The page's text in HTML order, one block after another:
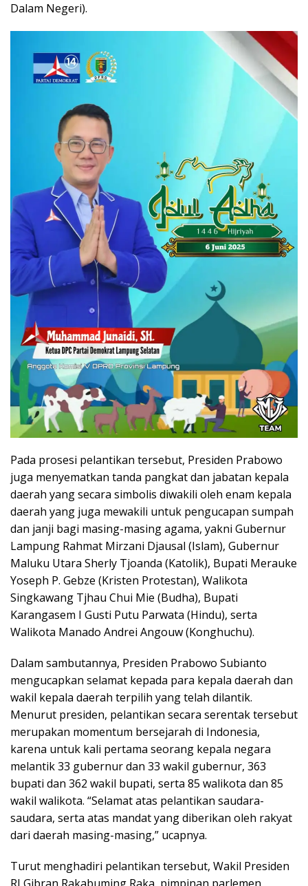
Dalam Negeri).
Pada prosesi pelantikan tersebut, Presiden Prabowo
juga menyematkan tanda pangkat dan jabatan kepala
daerah yang secara simbolis diwakili oleh enam kepala
daerah yang juga mewakili untuk pengucapan sumpah
dan janji bagi masing-masing agama, yakni Gubernur
Lampung Rahmat Mirzani Djausal (Islam), Gubernur
Maluku Utara Sherly Tjoanda (Katolik), Bupati Merauke
Yoseph P. Gebze (Kristen Protestan), Walikota
Singkawang Tjhau Chui Mie (Budha), Bupati
Karangasem I Gusti Putu Parwata (Hindu), serta
Walikota Manado Andrei Angouw (Konghuchu).
Dalam sambutannya, Presiden Prabowo Subianto
mengucapkan selamat kepada para kepala daerah dan
wakil kepala daerah terpilih yang telah dilantik.
Menurut presiden, pelantikan secara serentak tersebut
merupakan momentum bersejarah di Indonesia,
karena untuk kali pertama seorang kepala negara
melantik 33 gubernur dan 33 wakil gubernur, 363
bupati dan 362 wakil bupati, serta 85 walikota dan 85
wakil walikota. “Selamat atas pelantikan saudara-
saudara, serta atas mandat yang diberikan oleh rakyat
dari daerah masing-masing,” ucapnya.
Turut menghadiri pelantikan tersebut, Wakil Presiden